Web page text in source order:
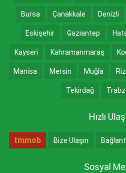
Bursa Çanakkale Denizli
Eskişehir Gaziantep
Kayseri Kahramanmaraş
Manisa Mersin Muğla
Tekirdağ
Hızlı
tmmob Bize Ulaşın
Sosyal